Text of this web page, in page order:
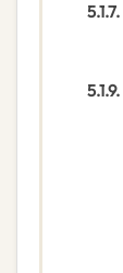
5.1.7.
5.1.9.